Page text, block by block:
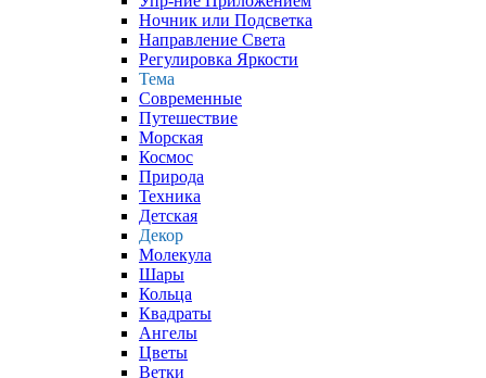
Ночник или Подсветка
Направление Света
Регулировка Яркости
Тема
Современные
Путешествие
Морская
Космос
Природа
Техника
Детская
Декор
Молекула
Шары
Кольца
Квадраты
Ангелы
Цветы
Ветки